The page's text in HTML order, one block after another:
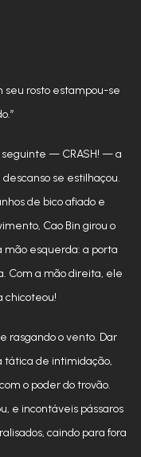
rosto estampou-se
seguinte — CRASH! — a
se estilhaçou.
de bico afiado e
Cao Bin girou o
mão esquerda: a porta
Com a mão direita, ele
chicoteou!
rasgando o vento. Dar
tática de intimidação,
o poder do trovão.
e incontáveis pássaros
caindo para fora